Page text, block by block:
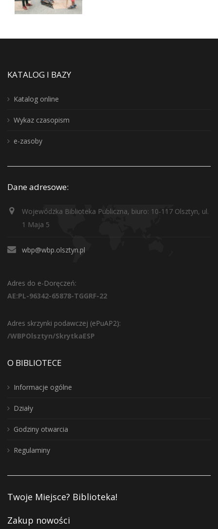
KATALOG I BAZY
Katalog online
Wykaz czasopism
e-zasoby
Dane adresowe:
Wojewódzka Biblioteka Publiczna, biuro: 10-117 Olsztyn, ul.
1 Maja 5
wbp@wbp.olsztyn.pl
Adres do e-Doręczeń:
AE:PL-96342-65878-TGGRF-22
Adres skrzynki podawczej (ePuAP2):
/WBPOlsztyn/SkrytkaESP
O BIBLIOTECE
Informacje ogólne
Działy
Godziny otwarcia
Regulaminy
Twoje Miejsce? Biblioteka!
Zakup nowości